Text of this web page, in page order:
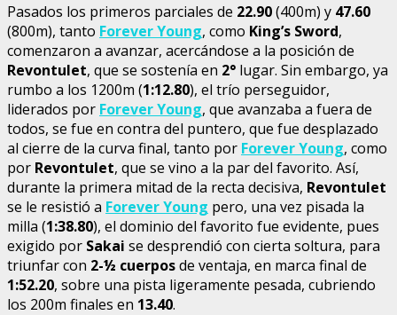
Pasados los primeros parciales de 22.90(400m) y 47.60
(800m), tanto Forever Young, como King’s Sword,
comenzaron a avanzar, acercándose a la posición de
Revontulet, que se sostenía en 2° lugar. Sin embargo, ya
rumbo a los 1200m (1:12.80), el trío perseguidor,
liderados por Forever Young, que avanzaba a fuera de
todos, se fue en contra del puntero, que fue desplazado
al cierre de la curva final, tanto por Forever Young, como
por Revontulet, que se vino a la par del favorito. Así,
durante la primera mitad de la recta decisiva, Revontulet
se le resistió a Forever Young pero, una vez pisada la
milla (1:38.80), el dominio del favorito fue evidente, pues
exigido por Sakai se desprendió con cierta soltura, para
triunfar con 2-½ cuerposde ventaja, en marca final de
1:52.20, sobre una pista ligeramente pesada, cubriendo
los 200m finales en 13.40.